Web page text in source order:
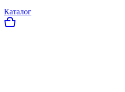
Каталог